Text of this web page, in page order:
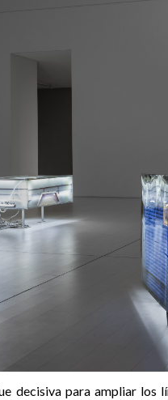
decisiva para ampliar los